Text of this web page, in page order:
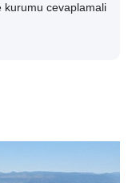
kurumu cevaplamali